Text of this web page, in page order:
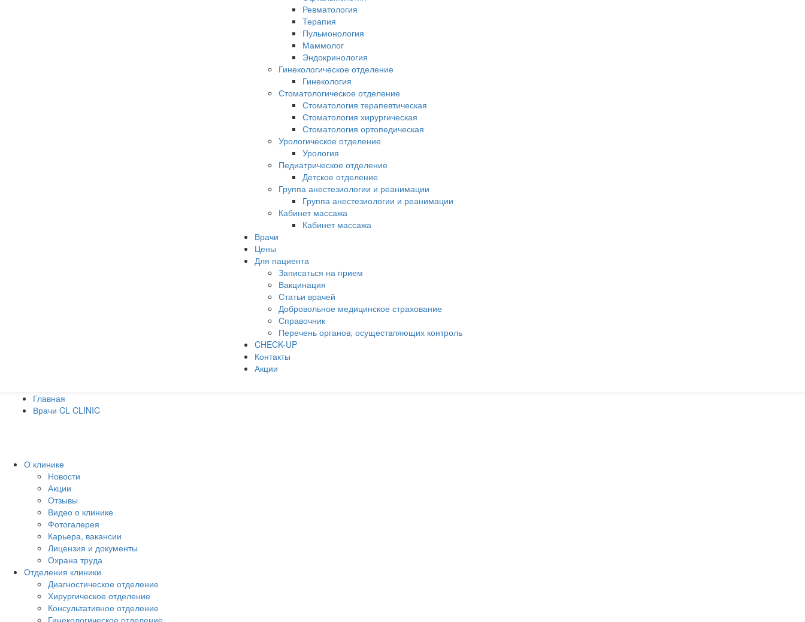
Ревматология
Терапия
Пульмонология
Маммолог
Эндокринология
Гинекологическое отделение
Гинекология
Стоматологическое отделение
Стоматология терапевтическая
Стоматология хирургическая
Стоматология ортопедическая
Урологическое отделение
Урология
Педиатрическое отделение
Детское отделение
Группа анестезиологии и реанимации
Группа анестезиологии и реанимации
Кабинет массажа
Кабинет массажа
Врачи
Цены
Для пациента
Записаться на прием
Вакцинация
Статьи врачей
Добровольное медицинское страхование
Справочник
Перечень органов, осуществляющих контроль
CHECK-UP
Контакты
Акции
Главная
Врачи CL CLINIC
О клинике
Новости
Акции
Отзывы
Видео о клинике
Фотогалерея
Карьера, вакансии
Лицензия и документы
Охрана труда
Отделения клиники
Диагностическое отделение
Хирургическое отделение
Консультативное отделение